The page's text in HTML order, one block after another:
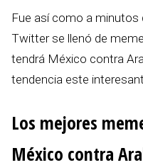
Fue así como a minutos
Twitter se llenó de
tendrá México contra
tendencia este
Los mejores
México contra